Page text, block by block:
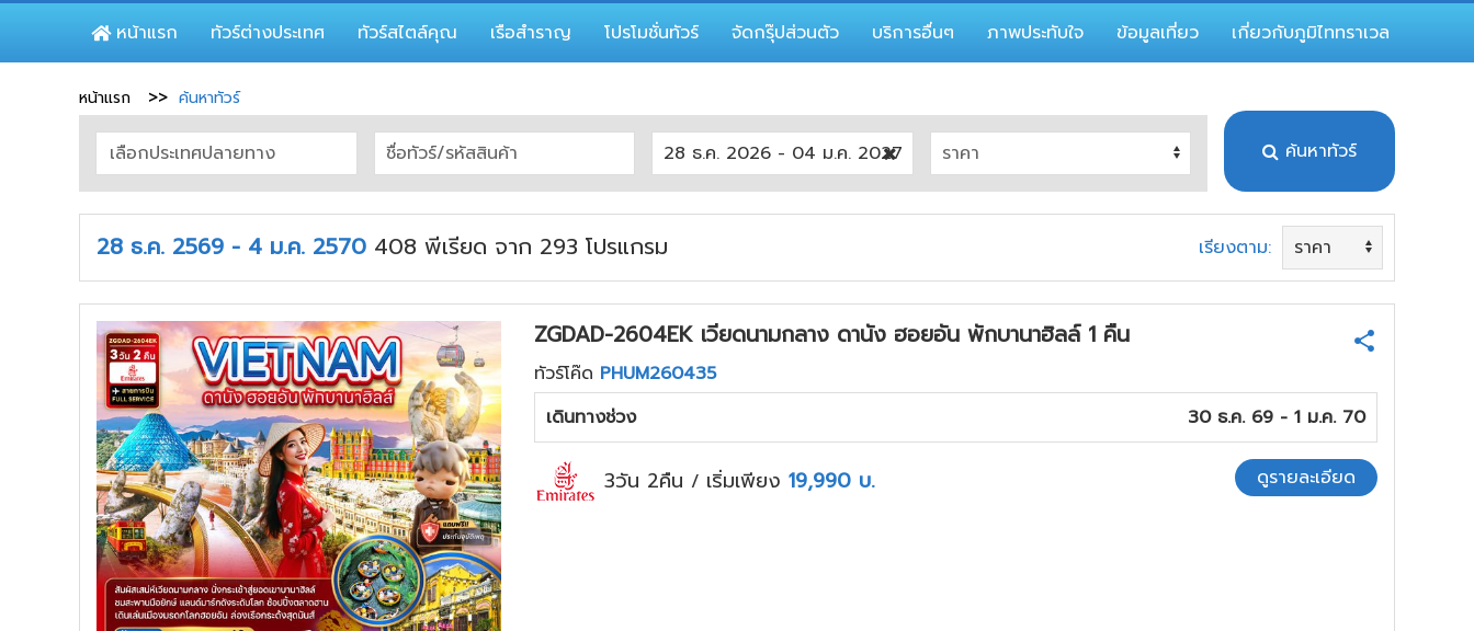
หน้าแรก ทัวร์ต่างประเทศ ทัวร์สไตล์คุณ เรือสำราญ โปรโมชั่นทัวร์ จัดกรุ๊ปส่วนตัว บริการอื่นๆ ภาพประทับใจ ข้อมูลเที่ยว เกี่ยวกับภูมิไททราเวล
หน้าแรก ค้นหาทัวร์
ค้นหาทัวร์
28 ธ.ค. 2569 - 4 ม.ค. 2570 408 พีเรียด จาก 293 โปรแกรม เรียงตาม:
ZGDAD-2604EK เวียดนามกลาง ดานัง ฮอยอัน พักบานาฮิลล์ 1 คืน
ทัวร์โค๊ด PHUM260435
เดินทางช่วง
30 ธ.ค. 69 - 1 ม.ค. 70
3วัน 2คืน / เริ่มเพียง19,990 บ. ดูรายละเอียด